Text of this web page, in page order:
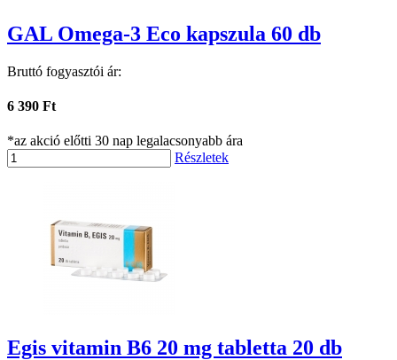
GAL Omega-3 Eco kapszula 60 db
Bruttó fogyasztói ár:
6 390 Ft
*az akció előtti 30 nap legalacsonyabb ára
Részletek
Egis vitamin B6 20 mg tabletta 20 db